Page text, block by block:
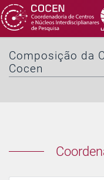
Composição da
Cocen